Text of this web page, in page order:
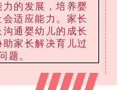
的发展，培养婴
适应能力。家长
通婴幼儿的成长
家长解决育儿过
题。